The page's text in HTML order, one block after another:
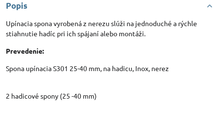
Popis
Upínacia spona vyrobená z nerezu slúži na jednoduché a rýchle
stiahnutie hadíc pri ich spájaní alebo montáži.
Prevedenie:
Spona upínacia S301 25-40 mm, na hadicu, Inox, nerez
2 hadicové spony (25 -40 mm)